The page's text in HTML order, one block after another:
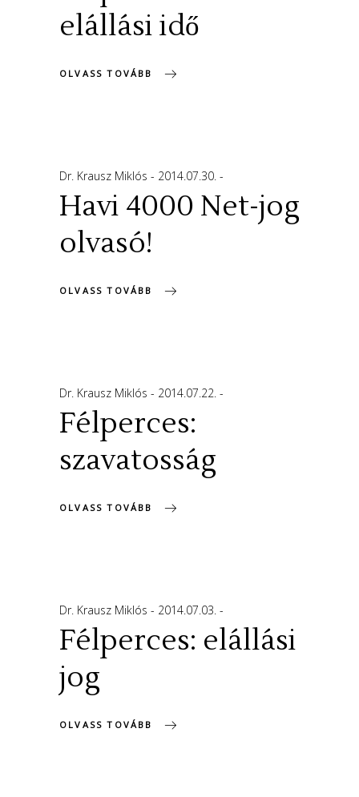
elállási idő
OLVASS TOVÁBB
Dr. Krausz Miklós 2014.07.30.
Havi 4000 Net-jog
olvasó!
OLVASS TOVÁBB
Dr. Krausz Miklós 2014.07.22.
Félperces:
szavatosság
OLVASS TOVÁBB
Dr. Krausz Miklós 2014.07.03.
Félperces: elállási
jog
OLVASS TOVÁBB